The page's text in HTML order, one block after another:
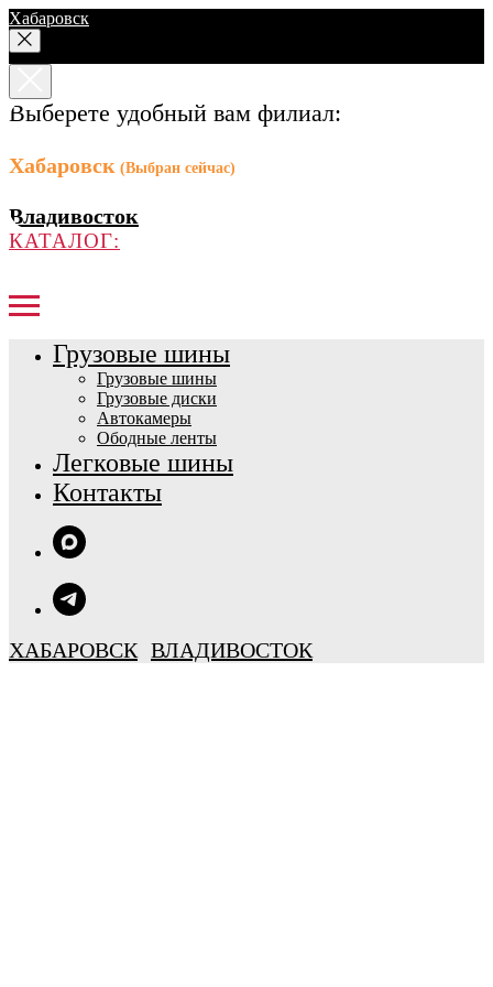
Хабаровск
Выберете удобный вам филиал:
Хабаровск (Выбран сейчас)
Владивосток
КАТАЛОГ:
Грузовые шины
Грузовые шины
Грузовые диски
Автокамеры
Ободные ленты
Легковые шины
Контакты
ХАБАРОВСК ВЛАДИВОСТОК